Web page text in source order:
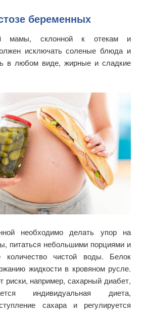
беременных
мамы, склонной к отекам и
исключать соленые блюда и
в любом виде, жирные и сладкие
необходимо делать упор на
питаться небольшими порциями и
количество чистой воды. Белок
жидкости в кровяном русле.
риски, например, сахарный диабет,
индивидуальная диета,
сахара и регулируется